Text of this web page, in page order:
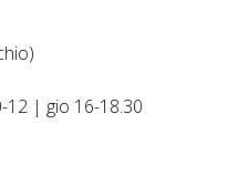
12 | gio 16-18.30